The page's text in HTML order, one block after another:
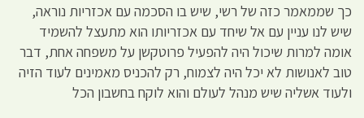
כך שממאמר כזה של רשי, שיש בו הסכמה עם אכזריות נוראה,
שיש לנו עניין עם אל שיחד עם אכזריותו הוא מתעצל להשמיד
אומה למרות שיכול היה להפעיל פרוטקשן על משפחה אחת, דבר
טוב לאנושות לא יכל היה לצמוח, רק להכניס מאמינים לעוד הזיה
ולעוד אשליה שיש מנהל לעולם והוא לוקח בחשבון הכל